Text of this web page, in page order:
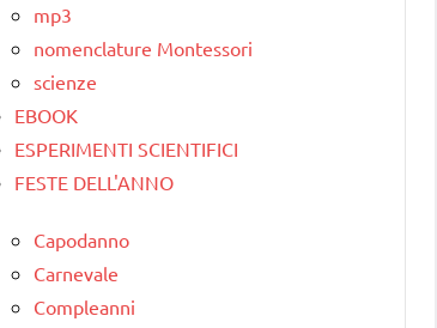
mp3
nomenclature Montessori
scienze
EBOOK
ESPERIMENTI SCIENTIFICI
FESTE DELL'ANNO
Capodanno
Carnevale
Compleanni